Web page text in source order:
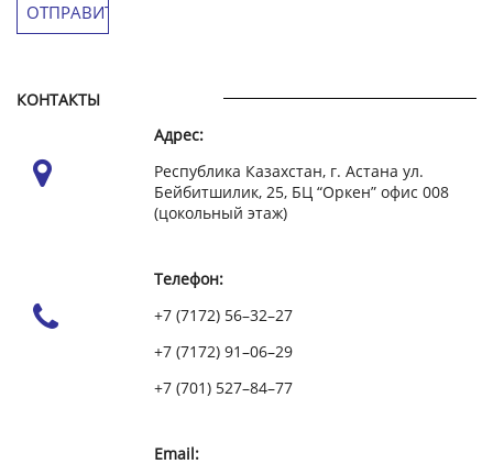
КОНТАКТЫ
Адрес:
Республика Казахстан, г. Астана ул.
Бейбитшилик, 25, БЦ “Оркен” офис 008
(цокольный этаж)
Телефон:
+7 (7172) 56–32–27
+7 (7172) 91–06–29
+7 (701) 527–84–77
Email: